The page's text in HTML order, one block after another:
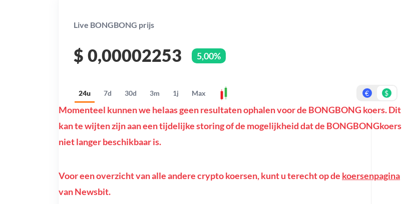
Live BONGBONG prijs
$ 0,00002253 5,00%
24u 7d 30d 3m 1j Max € $
Momenteel kunnen we helaas geen resultaten ophalen voor de BONGBONG koers. Dit
kan te wijten zijn aan een tijdelijke storing of de mogelijkheid dat de BONGBONGkoers
niet langer beschikbaar is.
Voor een overzicht van alle andere crypto koersen, kunt u terecht op de koersenpagina
van Newsbit.